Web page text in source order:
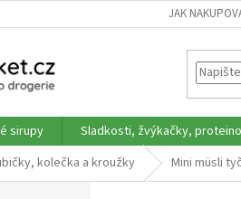
JAK
sirupy Sladkosti, žvýkačky,
kolečka a kroužky Mini müsli